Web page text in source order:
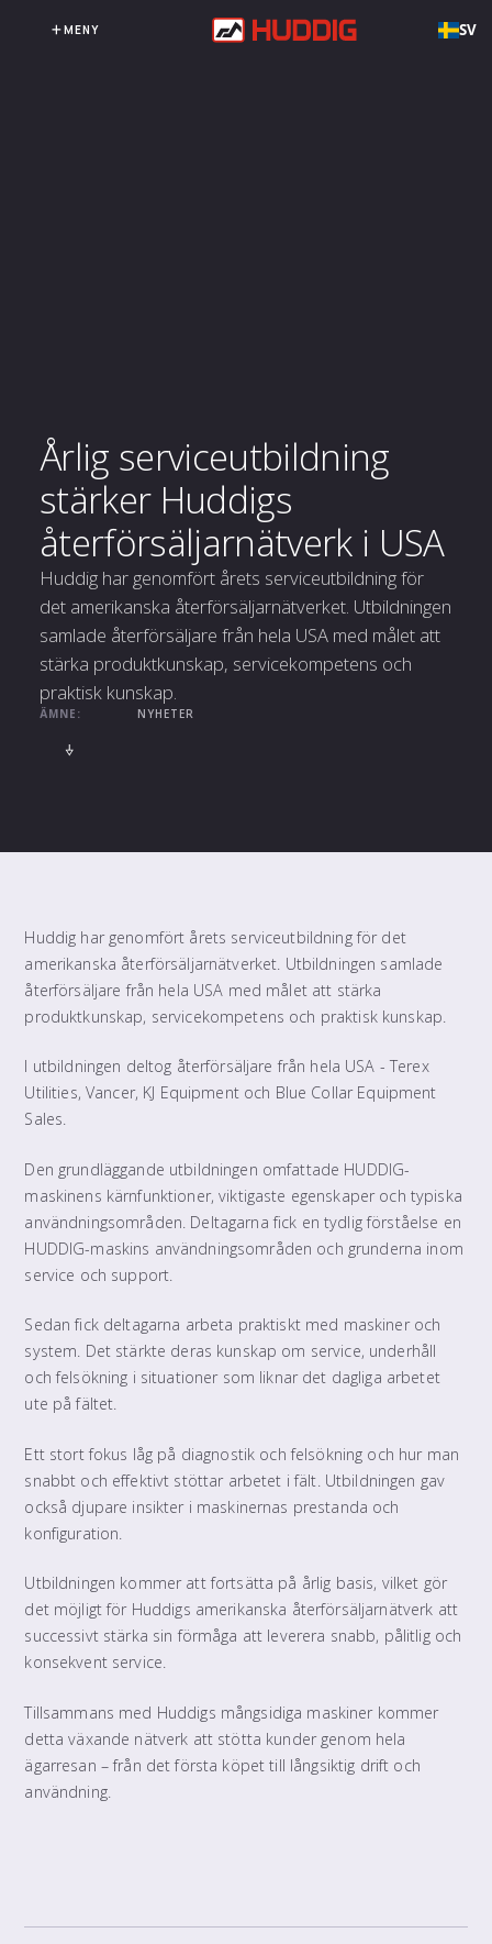
MENY SV
Årlig serviceutbildning
stärker Huddigs
återförsäljarnätverk i USA
Huddig har genomfört årets serviceutbildning för
det amerikanska återförsäljarnätverket. Utbildningen
samlade återförsäljare från hela USA med målet att
stärka produktkunskap, servicekompetens och
praktisk kunskap.
ÄMNE: NYHETER
Huddig har genomfört årets serviceutbildning för det
amerikanska återförsäljarnätverket. Utbildningen samlade
återförsäljare från hela USA med målet att stärka
produktkunskap, servicekompetens och praktisk kunskap.
I utbildningen deltog återförsäljare från hela USA - Terex
Utilities, Vancer, KJ Equipment och Blue Collar Equipment
Sales.
Den grundläggande utbildningen omfattade HUDDIG-
maskinens kärnfunktioner, viktigaste egenskaper och typiska
användningsområden. Deltagarna fick en tydlig förståelse en
HUDDIG-maskins användningsområden och grunderna inom
service och support.
Sedan fick deltagarna arbeta praktiskt med maskiner och
system. Det stärkte deras kunskap om service, underhåll
och felsökning i situationer som liknar det dagliga arbetet
ute på fältet.
Ett stort fokus låg på diagnostik och felsökning och hur man
snabbt och effektivt stöttar arbetet i fält. Utbildningen gav
också djupare insikter i maskinernas prestanda och
konfiguration.
Utbildningen kommer att fortsätta på årlig basis, vilket gör
det möjligt för Huddigs amerikanska återförsäljarnätverk att
successivt stärka sin förmåga att leverera snabb, pålitlig och
konsekvent service.
Tillsammans med Huddigs mångsidiga maskiner kommer
detta växande nätverk att stötta kunder genom hela
ägarresan – från det första köpet till långsiktig drift och
användning.